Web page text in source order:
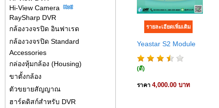
Yeastar S2 Module
(ดี)
ราคา 4,000.00 บาท
Hi-View Camera
RaySharp DVR
กล้องวงจรปิด อินฟาเรด
กล้องวงจรปิด Standard
Accessories
กล่องหุ้มกล้อง (Housing)
ขาตั้งกล้อง
ตัวขยายสัญญาณ
ฮาร์ดดิสก์สำหรับ DVR